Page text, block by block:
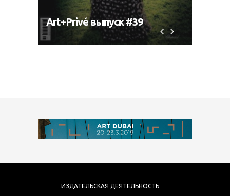
Art+Privé выпуск #39
ИЗДАТЕЛЬСКАЯ ДЕЯТЕЛЬНОСТЬ